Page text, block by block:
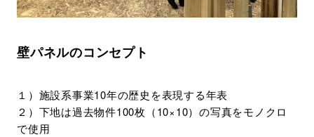
壁パネルのコンセプト
１）施設系事業10年の歴史を表現する年表
２）下地は過去物件100枚（10×10）の写真をモノクロ
で使用